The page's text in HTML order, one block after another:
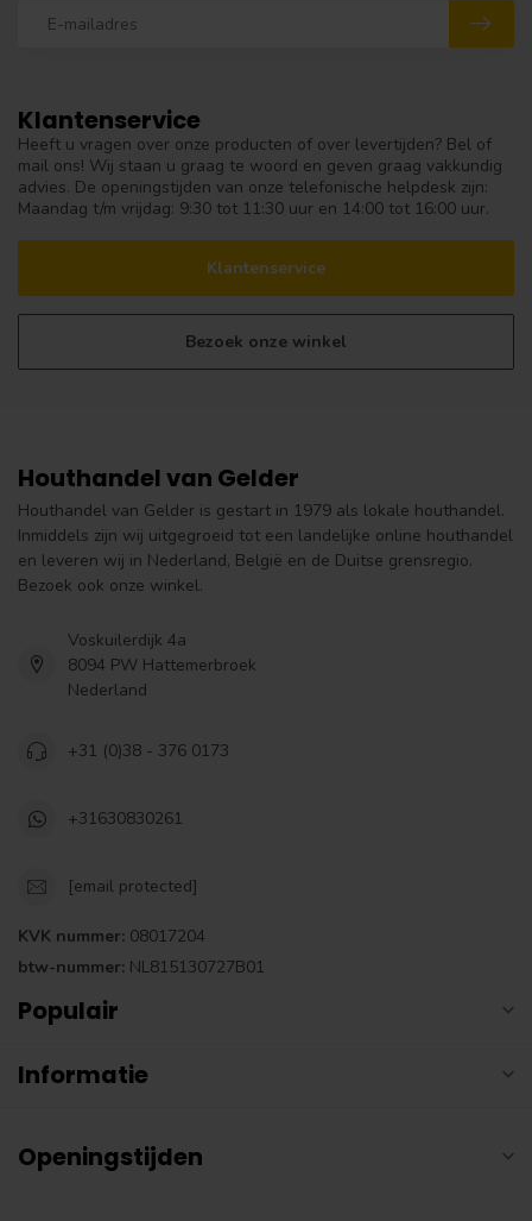
Klantenservice
Heeft u vragen over onze producten of over levertijden? Bel of
mail ons! Wij staan u graag te woord en geven graag vakkundig
advies. De openingstijden van onze telefonische helpdesk zijn:
Maandag t/m vrijdag: 9:30 tot 11:30 uur en 14:00 tot 16:00 uur.
Klantenservice
Bezoek onze winkel
Houthandel van Gelder
Houthandel van Gelder is gestart in 1979 als lokale houthandel.
Inmiddels zijn wij uitgegroeid tot een landelijke online houthandel
en leveren wij in Nederland, België en de Duitse grensregio.
Bezoek ook onze winkel.
Voskuilerdijk 4a
8094 PW Hattemerbroek
Nederland
+31 (0)38 - 376 0173
+31630830261
[email protected]
KVK nummer: 08017204
btw-nummer: NL815130727B01
Populair
Informatie
Openingstijden